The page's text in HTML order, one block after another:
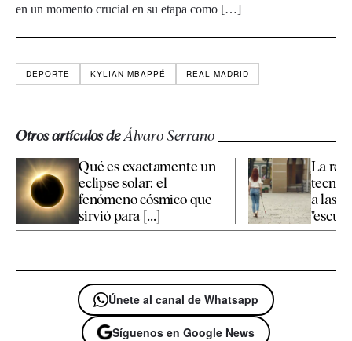
en un momento crucial en su etapa como […]
DEPORTE KYLIAN MBAPPÉ REAL MADRID
Otros artículos deÁlvaro Serrano
Qué es exactamente un
eclipse solar: el
fenómeno cósmico que
sirvió para [...]
La
a las
Únete al canal de Whatsapp
Síguenos en Google News